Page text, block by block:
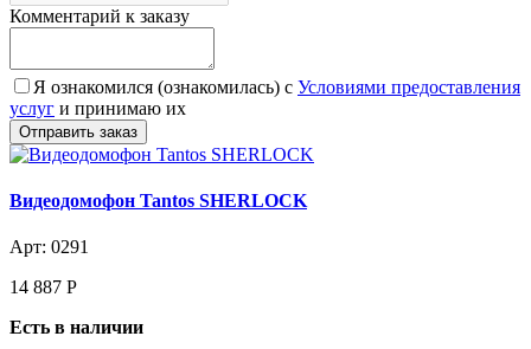
Комментарий к заказу
Я ознакомился (ознакомилась) с Условиями предоставления
услуг и принимаю их
Видеодомофон Tantos SHERLOCK
Арт: 0291
14 887 Р
Есть в наличии